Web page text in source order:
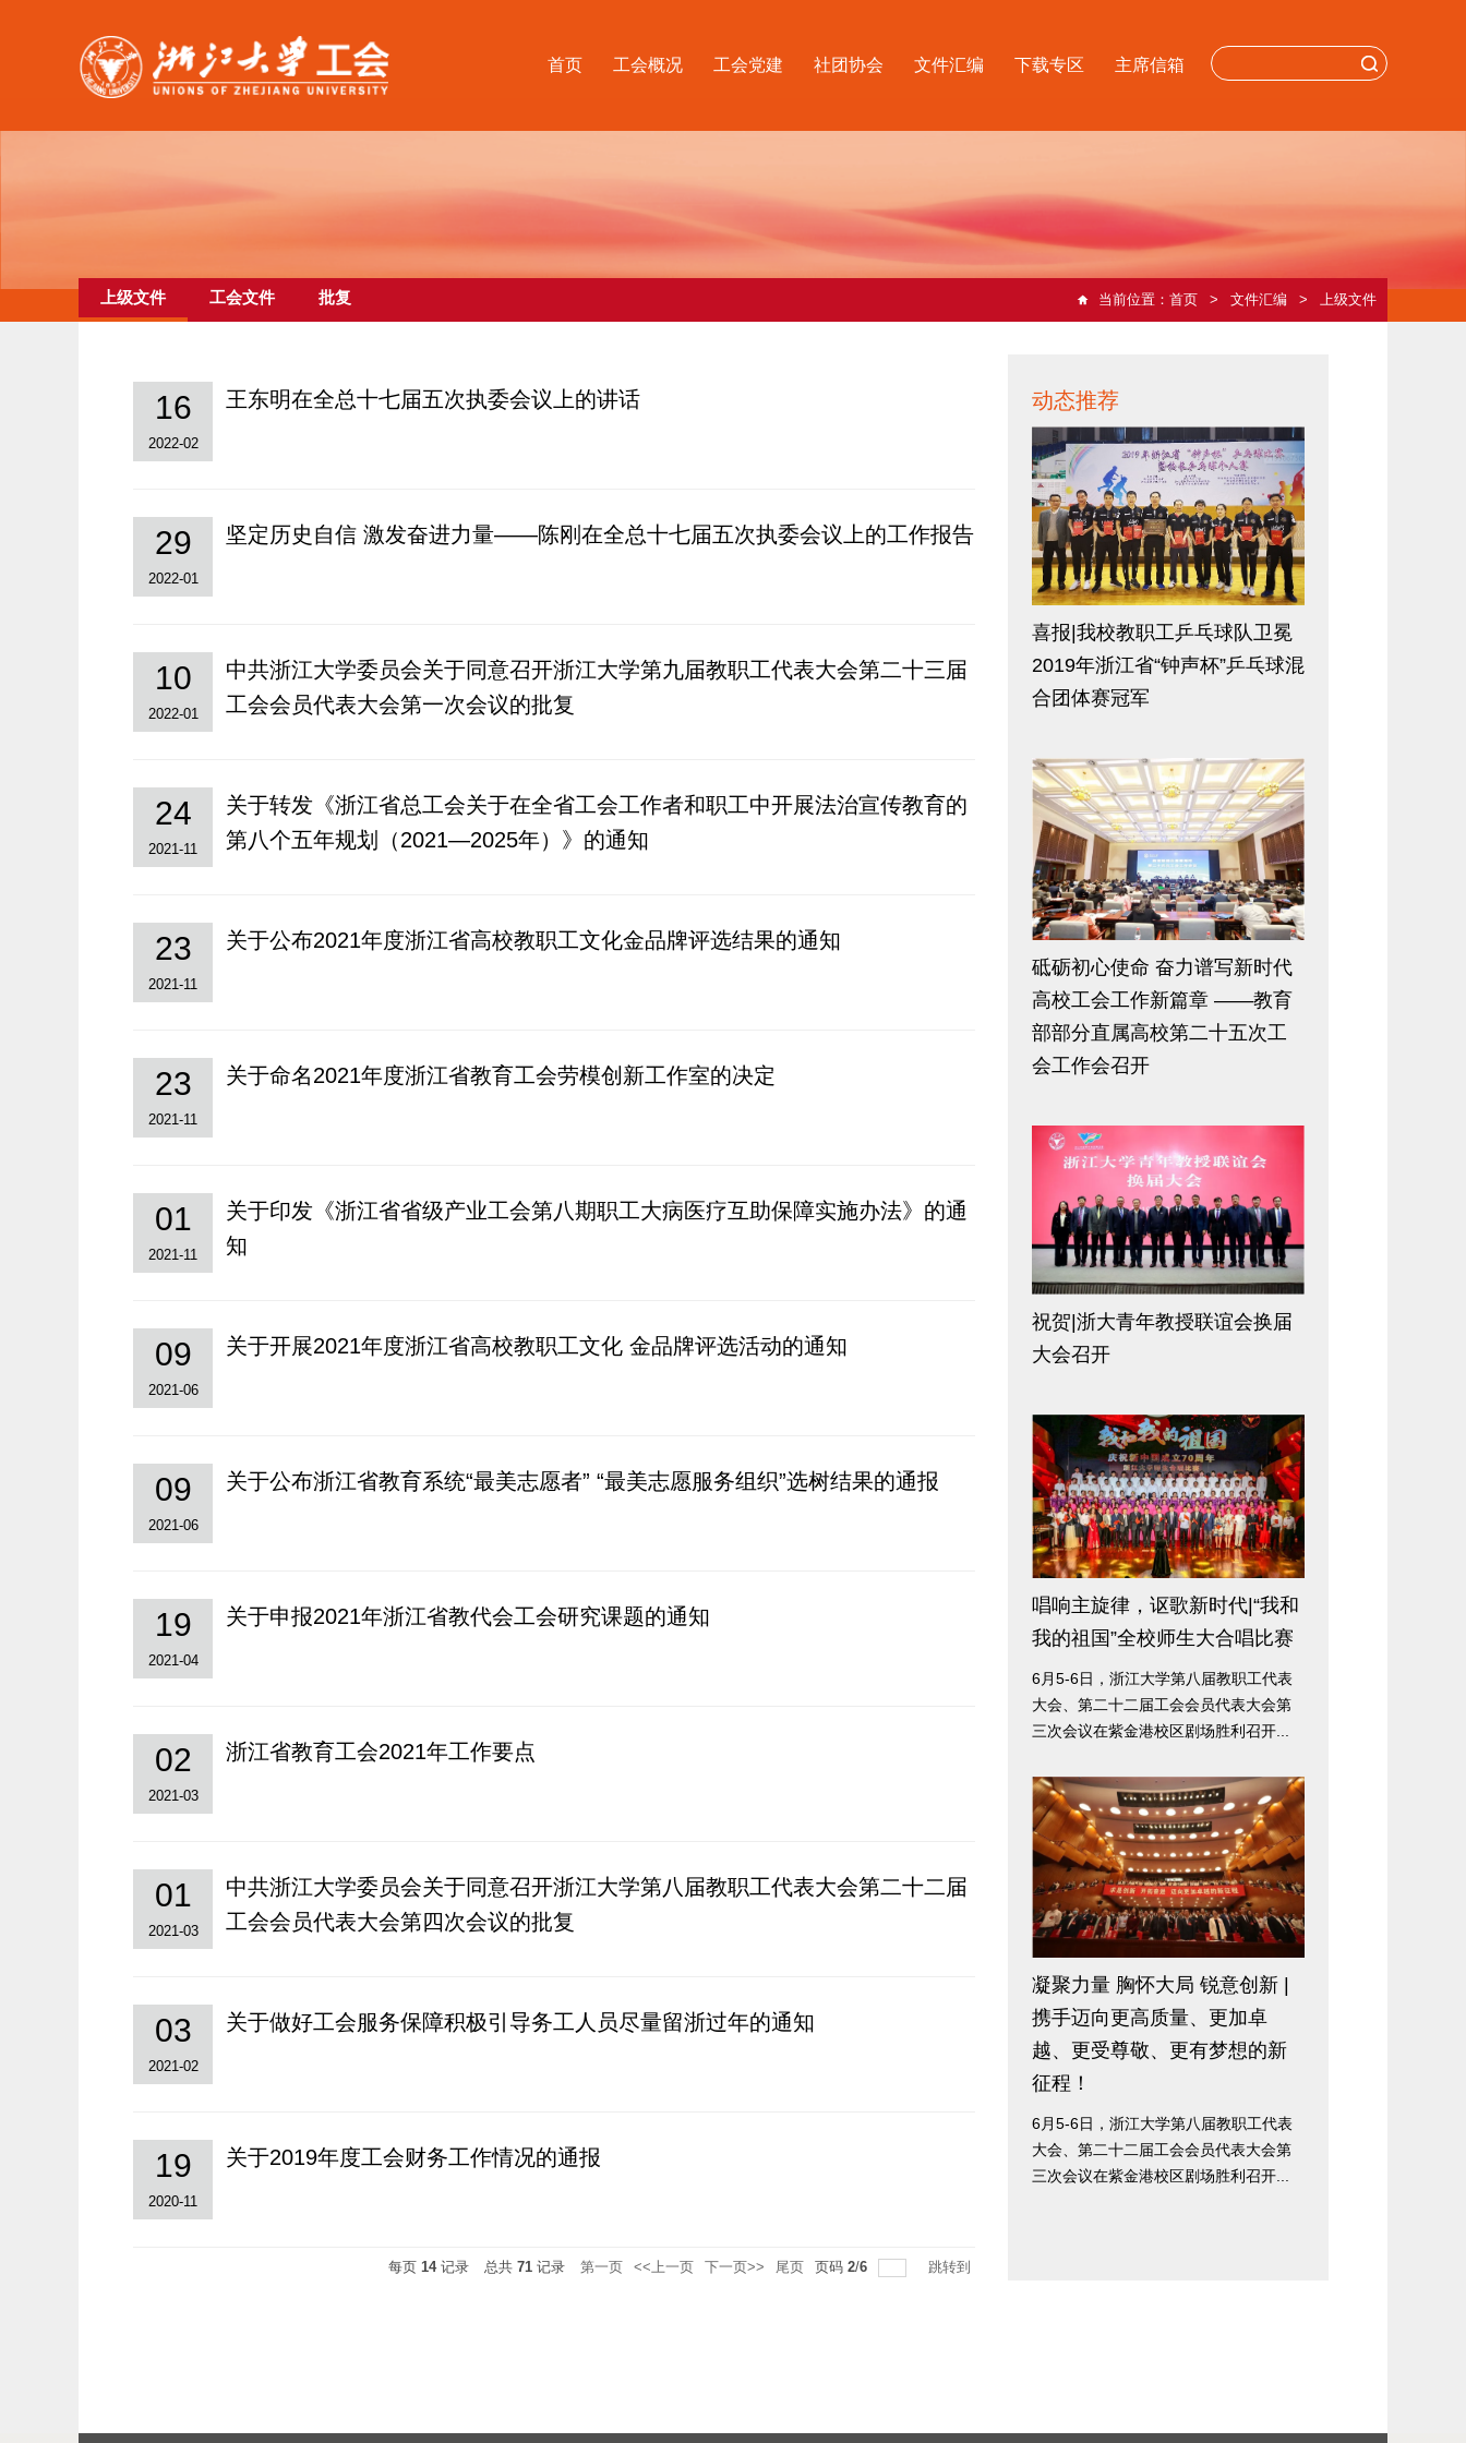
首页 工会概况 工会党建 社团协会 文件汇编 下载专区 主席信箱
上级文件 工会文件 批复 当前位置： 首页 文件汇编 上级文件
16
2022-02
王东明在全总十七届五次执委会议上的讲话
29
2022-01
坚定历史自信 激发奋进力量——陈刚在全总十七届五次执委会议上的工作报告
10
2022-01
中共浙江大学委员会关于同意召开浙江大学第九届教职工代表大会第二十三届
工会会员代表大会第一次会议的批复
24
2021-11
关于转发《浙江省总工会关于在全省工会工作者和职工中开展法治宣传教育的
第八个五年规划（2021—2025年）》的通知
23
2021-11
关于公布2021年度浙江省高校教职工文化金品牌评选结果的通知
23
2021-11
关于命名2021年度浙江省教育工会劳模创新工作室的决定
01
2021-11
关于印发《浙江省省级产业工会第八期职工大病医疗互助保障实施办法》的通
知
09
2021-06
关于开展2021年度浙江省高校教职工文化 金品牌评选活动的通知
09
2021-06
关于公布浙江省教育系统“最美志愿者” “最美志愿服务组织”选树结果的通报
19
2021-04
关于申报2021年浙江省教代会工会研究课题的通知
02
2021-03
浙江省教育工会2021年工作要点
01
2021-03
中共浙江大学委员会关于同意召开浙江大学第八届教职工代表大会第二十二届
工会会员代表大会第四次会议的批复
03
2021-02
关于做好工会服务保障积极引导务工人员尽量留浙过年的通知
19
2020-11
关于2019年度工会财务工作情况的通报
每页 14记录 总共 71记录 第一页 <<上一页 下一页>> 尾页 页码 2/6 跳转到
动态推荐
喜报|我校教职工乒乓球队卫冕
2019年浙江省“钟声杯”乒乓球混
合团体赛冠军
砥砺初心使命 奋力谱写新时代
高校工会工作新篇章 ――教育
部部分直属高校第二十五次工
会工作会召开
祝贺|浙大青年教授联谊会换届
大会召开
唱响主旋律，讴歌新时代|“我和
我的祖国”全校师生大合唱比赛
6月5-6日，浙江大学第八届教职工代表
大会、第二十二届工会会员代表大会第
三次会议在紫金港校区剧场胜利召开...
凝聚力量 胸怀大局 锐意创新 |
携手迈向更高质量、更加卓
越、更受尊敬、更有梦想的新
征程！
6月5-6日，浙江大学第八届教职工代表
大会、第二十二届工会会员代表大会第
三次会议在紫金港校区剧场胜利召开...